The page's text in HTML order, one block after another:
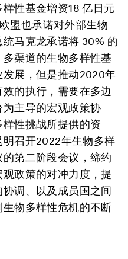
样性基金增资18 亿日元
盟也承诺对外部生物
马克龙承诺将 30% 的
渠道的生物多样性基
展，但是推动2020年
的执行，需要在多边
主导的宏观政策协
性挑战所提供的资
召开2022年生物多样
第二阶段会议，缔约
政策的对冲力度，提
调、以及成员国之间
物多样性危机的不断